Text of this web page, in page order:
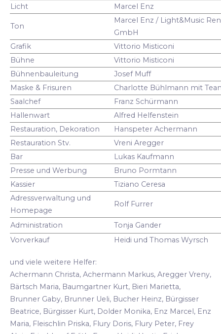
Licht
Marcel Enz
Ton
Marcel Enz / Light&Music
GmbH
Grafik
Vittorio Misticoni
Bühne
Vittorio Misticoni
Bühnenbauleitung
Josef Muff
Maske & Frisuren
Charlotte Bühlmann mit
Saalchef
Franz Schürmann
Hallenwart
Alfred Helfenstein
Restauration, Dekoration
Hanspeter Achermann
Restauration Stv.
Vreni Aregger
Bar
Lukas Kaufmann
Presse und Werbung
Bruno Pormtann
Kassier
Tiziano Ceresa
Adressverwaltung und
Homepage
Rolf Furrer
Administration
Tonja Gander
Vorverkauf
Heidi und Thomas Wyrsch
und viele weitere Helfer:
Achermann Christa, Achermann Markus, Aregger Vreny,
Bärtsch Maria, Baumgartner Kurt, Bieri Marietta,
Brunner Gaby, Brunner Ueli, Bucher Heinz, Bürgisser
Beatrice, Bürgisser Kurt, Dolder Monika, Enz Marcel, Enz
Maria, Fleischlin Priska, Flury Doris, Flury Peter, Frey